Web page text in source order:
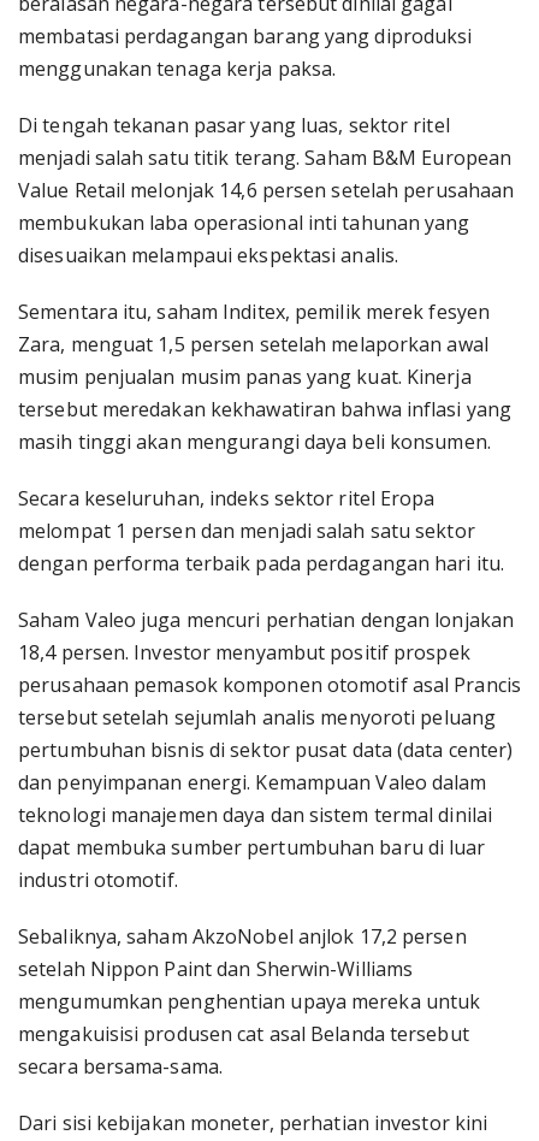
membatasi perdagangan barang yang diproduksi
menggunakan tenaga kerja paksa.
Di tengah tekanan pasar yang luas, sektor ritel
menjadi salah satu titik terang. Saham B&M European
Value Retail melonjak 14,6 persen setelah perusahaan
membukukan laba operasional inti tahunan yang
disesuaikan melampaui ekspektasi analis.
Sementara itu, saham Inditex, pemilik merek fesyen
Zara, menguat 1,5 persen setelah melaporkan awal
musim penjualan musim panas yang kuat. Kinerja
tersebut meredakan kekhawatiran bahwa inflasi yang
masih tinggi akan mengurangi daya beli konsumen.
Secara keseluruhan, indeks sektor ritel Eropa
melompat 1 persen dan menjadi salah satu sektor
dengan performa terbaik pada perdagangan hari itu.
Saham Valeo juga mencuri perhatian dengan lonjakan
18,4 persen. Investor menyambut positif prospek
perusahaan pemasok komponen otomotif asal Prancis
tersebut setelah sejumlah analis menyoroti peluang
pertumbuhan bisnis di sektor pusat data (data center)
dan penyimpanan energi. Kemampuan Valeo dalam
teknologi manajemen daya dan sistem termal dinilai
dapat membuka sumber pertumbuhan baru di luar
industri otomotif.
Sebaliknya, saham AkzoNobel anjlok 17,2 persen
setelah Nippon Paint dan Sherwin-Williams
mengumumkan penghentian upaya mereka untuk
mengakuisisi produsen cat asal Belanda tersebut
secara bersama-sama.
Dari sisi kebijakan moneter, perhatian investor kini